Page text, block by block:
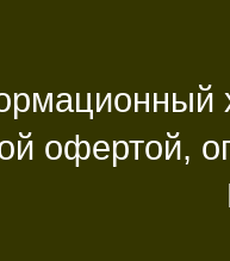
офертой,